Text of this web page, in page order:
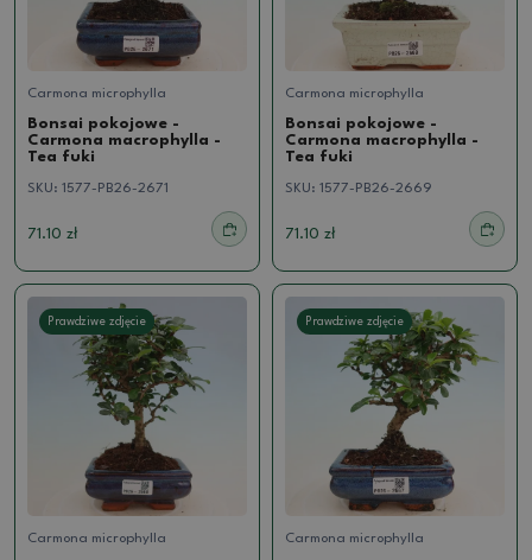
Carmona microphylla
Bonsai pokojowe -
Carmona macrophylla -
Tea fuki
SKU: 1577-PB26-2671
71.10 zł
Carmona microphylla
Bonsai pokojowe -
Carmona macrophylla -
Tea fuki
SKU: 1577-PB26-2669
71.10 zł
Prawdziwe zdjęcie
Carmona microphylla
Prawdziwe zdjęcie
Carmona microphylla